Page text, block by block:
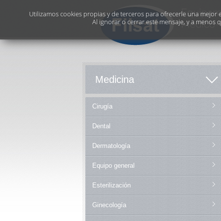
Medicina
Cirugía
Dental
Dermatología
Equipo general
Esterilización
Ginecología
Utilizamos cookies propias y de terceros para ofrecerle una mejor
Al ignorar o cerrar este mensaje, y a menos